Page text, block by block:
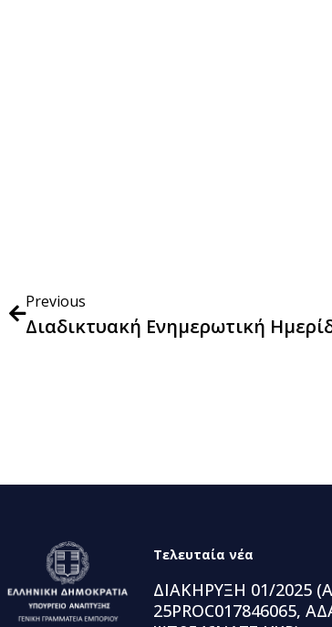
Previous
Τελευταία νέα
ΔΙΑΚΗΡΥΞΗ 01/2025
25PROC017846065,